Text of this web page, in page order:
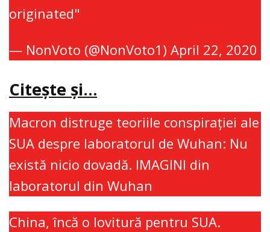
originated"
— NonVoto (@NonVoto1) April 22, 2020
Citeşte şi…
Macron distruge teoriile conspiraţiei ale
SUA despre laboratorul de Wuhan: Nu
există nicio dovadă. IMAGINI din
laboratorul din Wuhan
China, încă o lovitură pentru SUA.